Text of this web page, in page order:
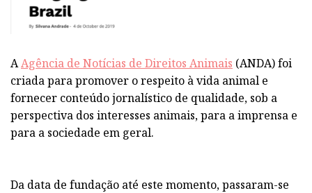
AAgência de Notícias de Direitos Animais (ANDA) foi
criada para promover o respeito à vida animal e
fornecer conteúdo jornalístico de qualidade, sob a
perspectiva dos interesses animais, para a imprensa e
para a sociedade em geral.
Da data de fundação até este momento, passaram-se